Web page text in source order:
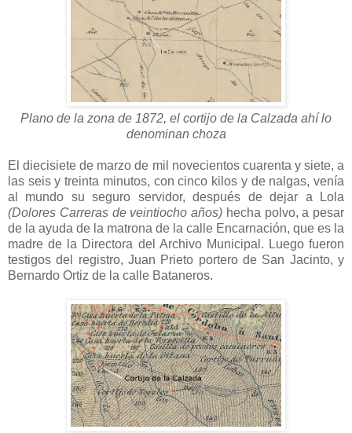
Plano de la zona de 1872, el cortijo de la Calzada ahí lo
denominan choza
El diecisiete de marzo de mil novecientos cuarenta y siete, a
las seis y treinta minutos, con cinco kilos y de nalgas, venía
al mundo su seguro servidor, después de dejar a Lola
(Dolores Carreras de veintiocho años) hecha polvo, a pesar
de la ayuda de la matrona de la calle Encarnación, que es la
madre de la Directora del Archivo Municipal. Luego fueron
testigos del registro, Juan Prieto portero de San Jacinto, y
Bernardo Ortiz de la calle Bataneros.